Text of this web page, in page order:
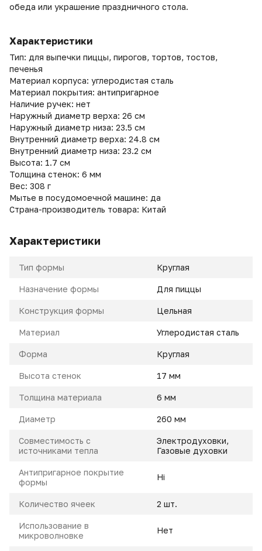
обеда или украшение праздничного стола.
Характеристики
Тип: для выпечки пиццы, пирогов, тортов, тостов,
печенья
Материал корпуса: углеродистая сталь
Материал покрытия: антипригарное
Наличие ручек: нет
Наружный диаметр верха: 26 см
Наружный диаметр низа: 23.5 см
Внутренний диаметр верха: 24.8 см
Внутренний диаметр низа: 23.2 см
Высота: 1.7 см
Толщина стенок: 6 мм
Вес: 308 г
Мытье в посудомоечной машине: да
Страна-производитель товара: Китай
Характеристики
Тип формы Круглая
Назначение формы Для пиццы
Конструкция формы Цельная
Материал Углеродистая сталь
Форма Круглая
Высота стенок 17 мм
Толщина материала 6 мм
Диаметр 260 мм
Совместимость с
источниками тепла
Электродуховки,
Газовые духовки
Антипригарное покрытие
формы
Ні
Количество ячеек 2 шт.
Использование в
микроволновке
Нет